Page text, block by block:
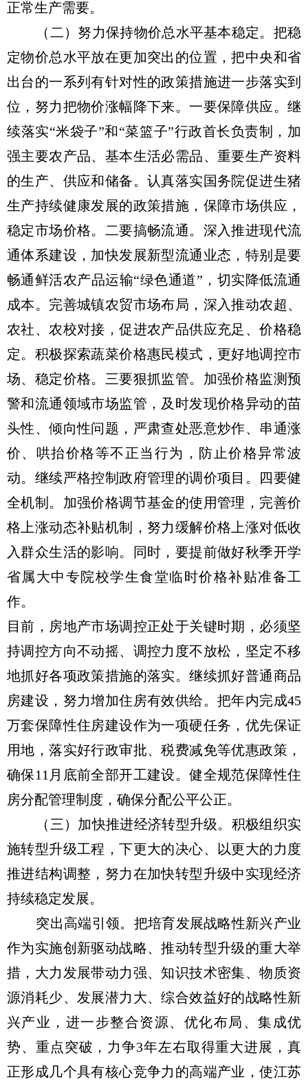
正常生产需要。
（二）努力保持物价总水平基本稳定。把稳
定物价总水平放在更加突出的位置，把中央和省
出台的一系列有针对性的政策措施进一步落实到
位，努力把物价涨幅降下来。一要保障供应。继
续落实“米袋子”和“菜篮子”行政首长负责制，加
强主要农产品、基本生活必需品、重要生产资料
的生产、供应和储备。认真落实国务院促进生猪
生产持续健康发展的政策措施，保障市场供应，
稳定市场价格。二要搞畅流通。深入推进现代流
通体系建设，加快发展新型流通业态，特别是要
畅通鲜活农产品运输“绿色通道”，切实降低流通
成本。完善城镇农贸市场布局，深入推动农超、
农社、农校对接，促进农产品供应充足、价格稳
定。积极探索蔬菜价格惠民模式，更好地调控市
场、稳定价格。三要狠抓监管。加强价格监测预
警和流通领域市场监管，及时发现价格异动的苗
头性、倾向性问题，严肃查处恶意炒作、串通涨
价、哄抬价格等不正当行为，防止价格异常波
动。继续严格控制政府管理的调价项目。四要健
全机制。加强价格调节基金的使用管理，完善价
格上涨动态补贴机制，努力缓解价格上涨对低收
入群众生活的影响。同时，要提前做好秋季开学
省属大中专院校学生食堂临时价格补贴准备工
作。
目前，房地产市场调控正处于关键时期，必须坚
持调控方向不动摇、调控力度不放松，坚定不移
地抓好各项政策措施的落实。继续抓好普通商品
房建设，努力增加住房有效供给。把年内完成45
万套保障性住房建设作为一项硬任务，优先保证
用地，落实好行政审批、税费减免等优惠政策，
确保11月底前全部开工建设。健全规范保障性住
房分配管理制度，确保分配公平公正。
（三）加快推进经济转型升级。积极组织实
施转型升级工程，下更大的决心、以更大的力度
推进结构调整，努力在加快转型升级中实现经济
持续稳定发展。
突出高端引领。把培育发展战略性新兴产业
作为实施创新驱动战略、推动转型升级的重大举
措，大力发展带动力强、知识技术密集、物质资
源消耗少、发展潜力大、综合效益好的战略性新
兴产业，进一步整合资源、优化布局、集成优
势、重点突破，力争3年左右取得重大进展，真
正形成几个具有核心竞争力的高端产业，使江苏